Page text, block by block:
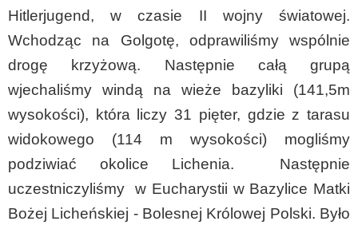
Hitlerjugend, w czasie II wojny światowej.
Wchodząc na Golgotę, odprawiliśmy wspólnie
drogę krzyżową. Następnie całą grupą
wjechaliśmy windą na wieże bazyliki (141,5m
wysokości), która liczy 31 pięter, gdzie z tarasu
widokowego (114 m wysokości) mogliśmy
podziwiać okolice Lichenia. Następnie
uczestniczyliśmy w Eucharystii w Bazylice Matki
Bożej Licheńskiej - Bolesnej Królowej Polski. Było